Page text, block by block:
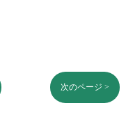
次のページ >